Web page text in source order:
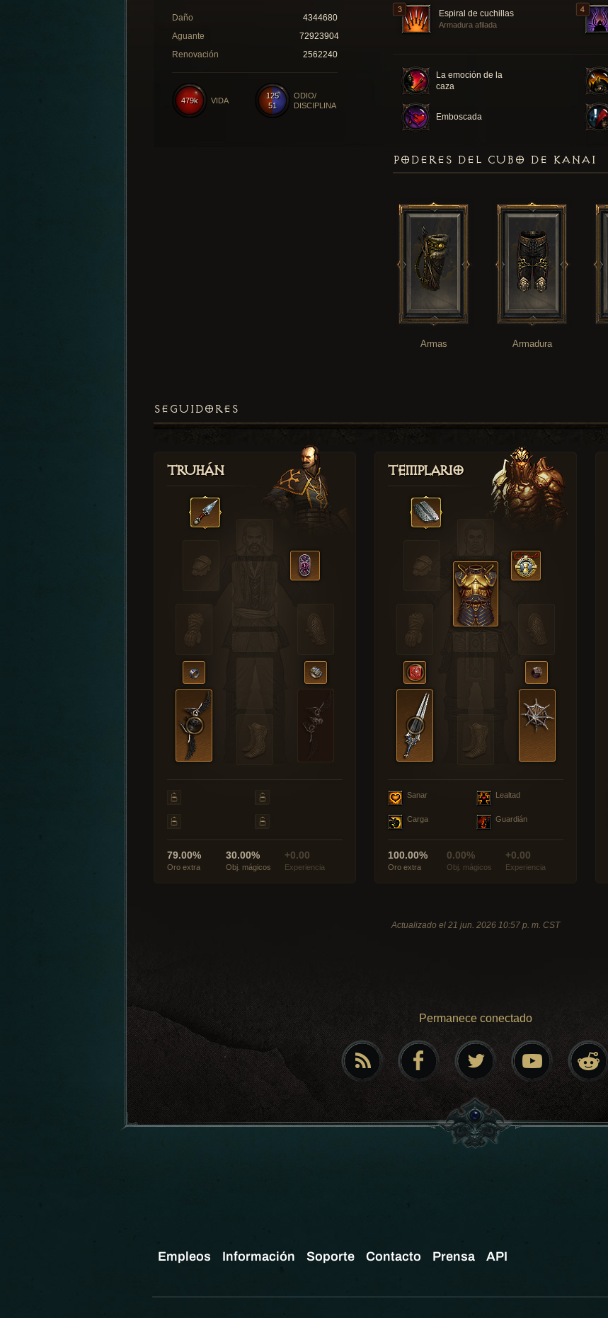
Espiral de cuchillas
Armadura afilada
La emoción de la
caza
Emboscada
Daño
4344680
Aguante
72923904
Renovación
2562240
125
51
ODIO/
DISCIPLINA
479k VIDA
PODERES DEL CUBO DE KANAI
Armas Armadura
SEGUIDORES
Truhán
79.00%
Oro extra
30.00%
Obj. mágicos
+0.00
Experiencia
Templario
Sanar Lealtad
Carga Guardián
100.00%
Oro extra
0.00%
Obj. mágicos
+0.00
Experiencia
Actualizado el 21 jun. 2026 10:57 p. m. CST
Permanece conectado